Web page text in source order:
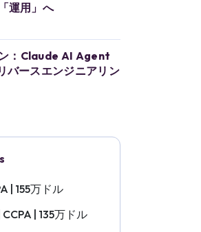
運用」へ
：Claude AI Agent
バースエンジニアリン
| 155万ドル
| 135万ドル